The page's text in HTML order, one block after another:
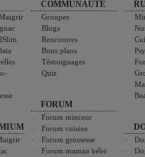
COMMUNAUTÉ
Groupes
Blogs
Rencontres
Bons plans
Témoignages
Quiz
FORUM
Forum minceur
Forum cuisine
Forum grossesse
Forum maman bébé